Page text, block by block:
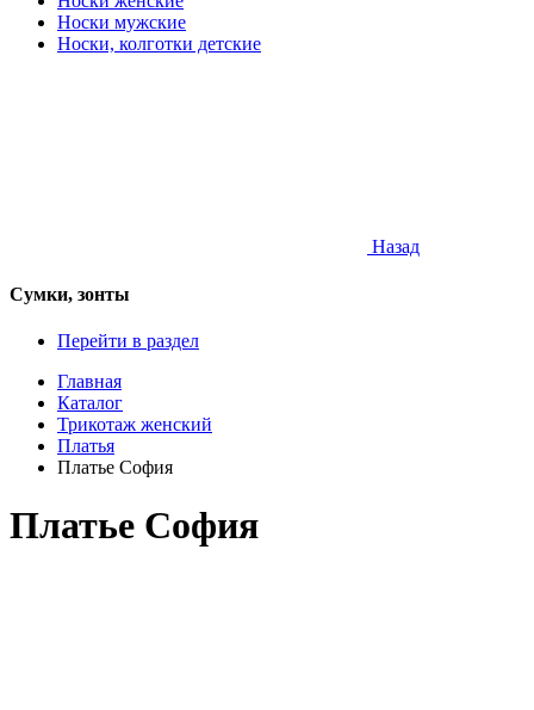
Носки мужские
Носки, колготки детские
Назад
Сумки, зонты
Перейти в раздел
Главная
Каталог
Трикотаж женский
Платья
Платье София
Платье София